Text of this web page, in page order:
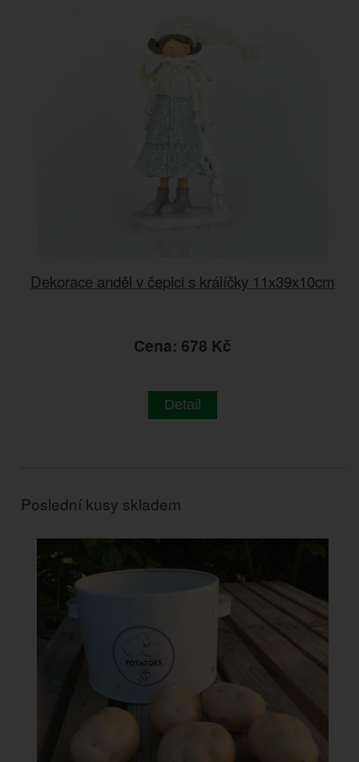
Dekorace anděl v čepici s králíčky 11x39x10cm
Cena: 678 Kč
Detail
Poslední kusy skladem